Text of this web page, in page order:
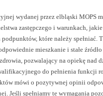
wydanej przez elbląski MOPS
zastępczego i warunkach, jakie
podpunktów, które należy spełniać.
mieszkanie i stałe
pozwalający na opiekę nad
do pełnienia funkcji
mówi o pozytywnej opinii
Jeśli spełniamy te wymagania